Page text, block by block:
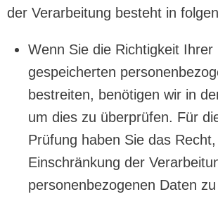
der Verarbeitung besteht in
Wenn Sie die Richtigkeit Ihrer
gespeicherten
bestreiten, benötigen wir in
um dies zu überprüfen. Für
Prüfung haben Sie das
Einschränkung der
personenbezogenen Daten